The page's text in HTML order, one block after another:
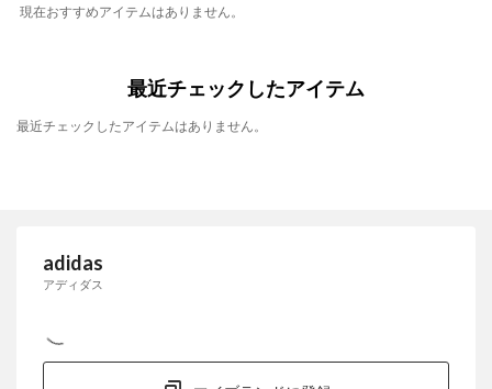
現在おすすめアイテムはありません。
最近チェックしたアイテム
最近チェックしたアイテムはありません。
adidas
アディダス